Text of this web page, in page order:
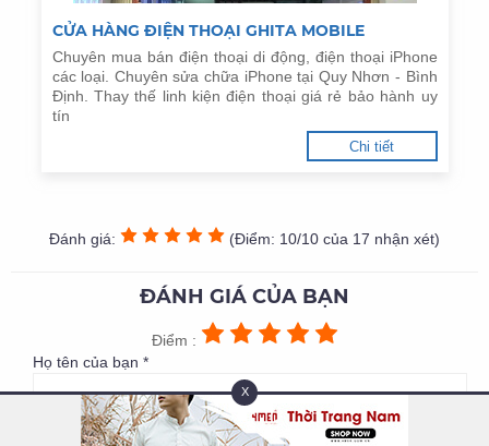
CỬA HÀNG ĐIỆN THOẠI GHITA MOBILE
Chuyên mua bán điện thoại di động, điện thoại iPhone
các loại. Chuyên sửa chữa iPhone tại Quy Nhơn - Bình
Định. Thay thế linh kiện điện thoại giá rẻ bảo hành uy
tín
Chi tiết
Đánh giá: (Điểm: 10/10 của 17 nhận xét)
ĐÁNH GIÁ CỦA BẠN
Điểm :
Họ tên của bạn *
X